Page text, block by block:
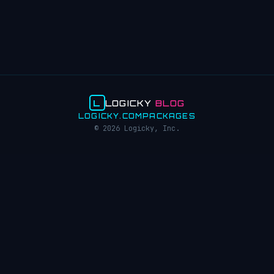
L LOGICKYBLOG
LOGICKY.COM PACKAGES
© 2026 Logicky, Inc.